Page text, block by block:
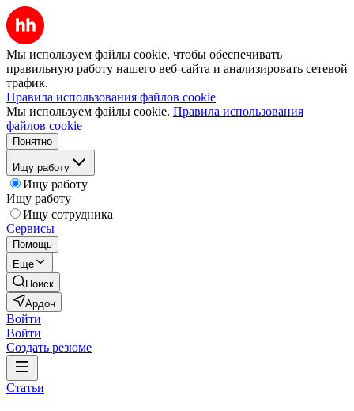
Мы используем файлы cookie, чтобы обеспечивать
правильную работу нашего веб-сайта и анализировать сетевой
трафик.
Правила использования файлов cookie
Мы используем файлы cookie. Правила использования
файлов cookie
Понятно
Ищу работу
Ищу работу
Ищу работу
Ищу сотрудника
Сервисы
Помощь
Ещё
Поиск
Ардон
Войти
Войти
Создать резюме
Статьи